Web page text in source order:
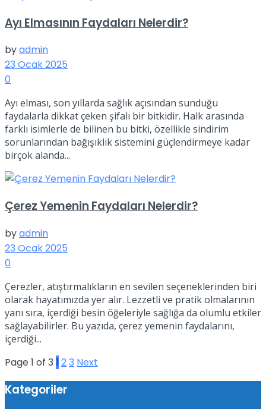
Ayı Elmasının Faydaları Nelerdir?
byadmin
23 Ocak 2025
0
Ayı elması, son yıllarda sağlık açısından sunduğu
faydalarla dikkat çeken şifalı bir bitkidir. Halk arasında
farklı isimlerle de bilinen bu bitki, özellikle sindirim
sorunlarından bağışıklık sistemini güçlendirmeye kadar
birçok alanda...
Çerez Yemenin Faydaları Nelerdir?
byadmin
23 Ocak 2025
0
Çerezler, atıştırmalıkların en sevilen seçeneklerinden biri
olarak hayatımızda yer alır. Lezzetli ve pratik olmalarının
yanı sıra, içerdiği besin öğeleriyle sağlığa da olumlu etkiler
sağlayabilirler. Bu yazıda, çerez yemenin faydalarını,
içerdiği...
Page 1 of 3 1 23 Next
Kategoriler